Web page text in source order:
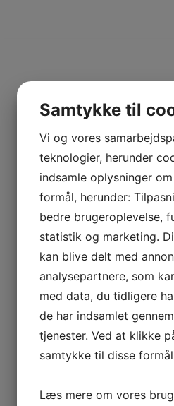
​Som tømrerfirma
på følgende
Fleksibilitet &
Overholdelse af alle
Samtykke til
Vi og vores
teknologier, herunder
indsamle oplysninger
formål, herunder:
bedre brugeroplevelse,
statistik og marketing.
kan blive delt med
analysepartnere, som
med data, du tidligere
de har indsamlet
tjenester. Ved at klikke
samtykke til disse
Læs mere om vores